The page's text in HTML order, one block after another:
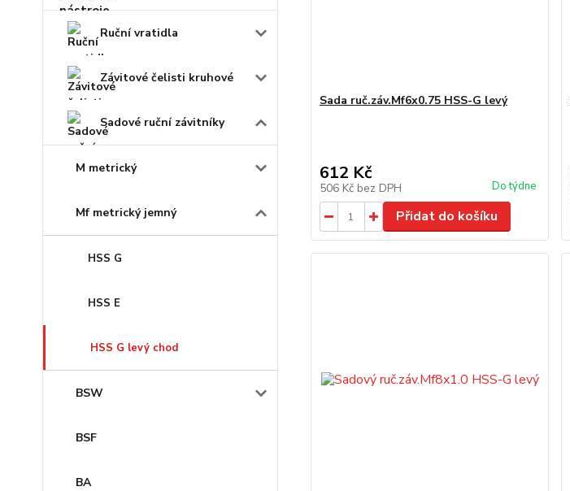
Ruční vratidla
Závitové čelisti kruhové
Sadové ruční závitníky
M metrický
Mf metrický jemný
HSS G
HSS E
HSS G levý chod
BSW
BSF
BA
Sada ruč.záv.Mf6x0.75 HSS-G levý
612 Kč
506 Kč bez DPH Do týdne
Přidat do košíku